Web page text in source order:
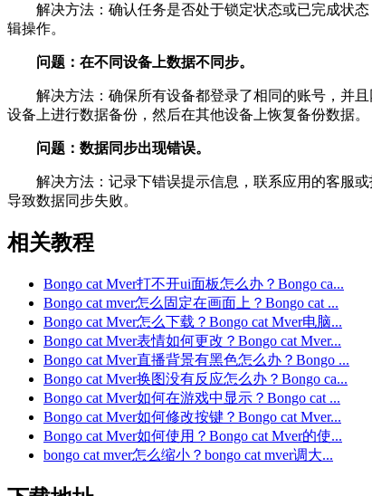
解决方法：确认任务是否处于锁定状态或已完成状态
辑操作。
问题：在不同设备上数据不同步。
解决方法：确保所有设备都登录了相同的账号，并且
设备上进行数据备份，然后在其他设备上恢复备份数据。
问题：数据同步出现错误。
解决方法：记录下错误提示信息，联系应用的客服或
导致数据同步失败。
相关教程
Bongo cat Mver打不开ui面板怎么办？Bongo ca...
Bongo cat mver怎么固定在画面上？Bongo cat ...
Bongo cat Mver怎么下载？Bongo cat Mver电脑...
Bongo cat Mver表情如何更改？Bongo cat Mver...
Bongo cat Mver直播背景有黑色怎么办？Bongo ...
Bongo cat Mver换图没有反应怎么办？Bongo ca...
Bongo cat Mver如何在游戏中显示？Bongo cat ...
Bongo cat Mver如何修改按键？Bongo cat Mver...
Bongo cat Mver如何使用？Bongo cat Mver的使...
bongo cat mver怎么缩小？bongo cat mver调大...